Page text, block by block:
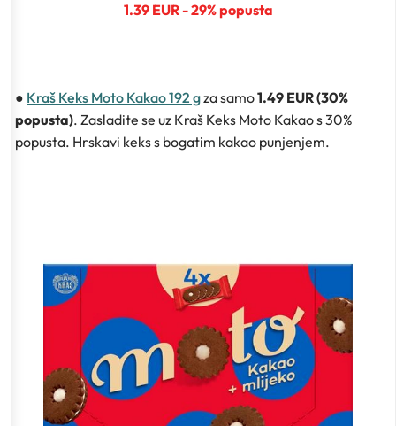
1.39 EUR - 29% popusta
● Kraš Keks Moto Kakao 192 gza samo1.49 EUR (30%
popusta). Zasladite se uz Kraš Keks Moto Kakao s 30%
popusta. Hrskavi keks s bogatim kakao punjenjem.